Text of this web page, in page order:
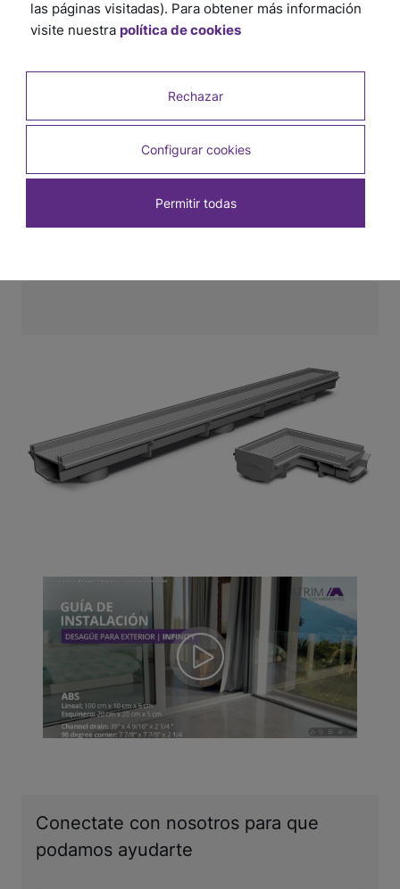
Conectate con nosotros para que
podamos ayudarte
las páginas visitadas). Para obtener más información
visite nuestra política de cookies
Rechazar
Configurar cookies
Permitir todas